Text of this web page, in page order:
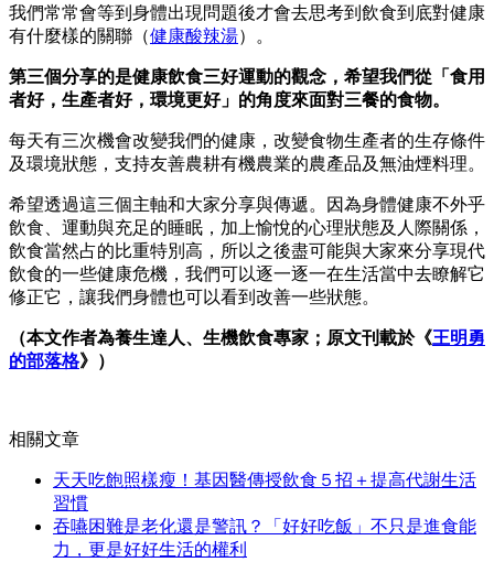
我們常常會等到身體出現問題後才會去思考到飲食到底對健康
有什麼樣的關聯（健康酸辣湯）。
第三個分享的是健康飲食三好運動的觀念，希望我們從「食用
者好，生產者好，環境更好」的角度來面對三餐的食物。
每天有三次機會改變我們的健康，改變食物生產者的生存條件
及環境狀態，支持友善農耕有機農業的農產品及無油煙料理。
希望透過這三個主軸和大家分享與傳遞。因為身體健康不外乎
飲食、運動與充足的睡眠，加上愉悅的心理狀態及人際關係，
飲食當然占的比重特別高，所以之後盡可能與大家來分享現代
飲食的一些健康危機，我們可以逐一逐一在生活當中去瞭解它
修正它，讓我們身體也可以看到改善一些狀態。
（本文作者為養生達人、生機飲食專家；原文刊載於《王明勇
的部落格》）
相關文章
天天吃飽照樣瘦！基因醫傳授飲食５招＋提高代謝生活
習慣
吞嚥困難是老化還是警訊？「好好吃飯」不只是進食能
力，更是好好生活的權利